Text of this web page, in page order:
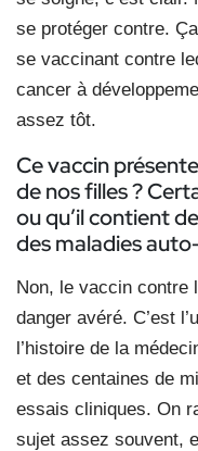
se protéger contre.
se vaccinant contre
cancer à
assez tôt.
Ce vaccin
de nos filles ?
ou qu’il contient
des maladies
Non, le vaccin contre
danger avéré. C’est
l’histoire de la
et des centaines de
essais cliniques. On
sujet assez souvent,